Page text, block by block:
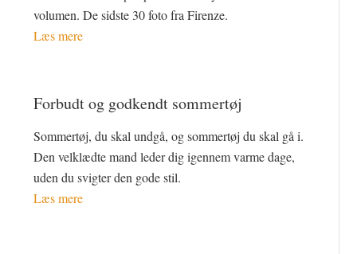
volumen. De sidste 30 foto fra Firenze.
Læs mere
Forbudt og godkendt sommertøj
Sommertøj, du skal undgå, og sommertøj du skal gå i.
Den velklædte mand leder dig igennem varme dage,
uden du svigter den gode stil.
Læs mere